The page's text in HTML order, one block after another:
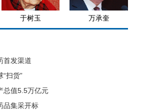
于树玉 万承奎
首发渠道
“扫货”
总值5.5万亿元
品集采开标